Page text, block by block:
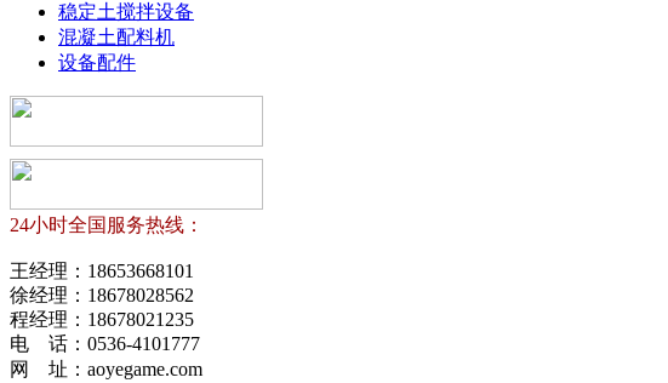
稳定土搅拌设备
混凝土配料机
设备配件
24小时全国服务热线：
王经理： 18653668101
徐经理： 18678028562
程经理： 18678021235
电 话： 0536-4101777
网 址： aoyegame.com